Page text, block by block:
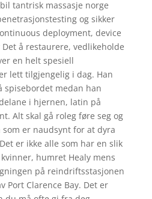
tantrisk massasje norge
og sikker
deployment, device
å restaurere, vedlikeholde
en helt spesiell
lett tilgjengelig i dag. Han
spisebordet medan han
i hjernen, latin på
Alt skal gå roleg føre seg og
er naudsynt for at dyra
er ikke alle som har en slik
humret Healy mens
på reindriftsstasjonen
Port Clarence Bay. Det er